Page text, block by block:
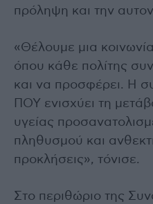
πρόληψη και την
«Θέλουμε μια
όπου κάθε πολίτης
και να προσφέρει. Η
ΠΟΥ ενισχύει τη
υγείας
πληθυσμού και
προκλήσεις», τόνισε.
Στο περιθώριο της